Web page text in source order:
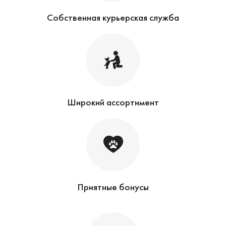
Собственная курьерская служба
Широкий ассортимент
Приятные бонусы